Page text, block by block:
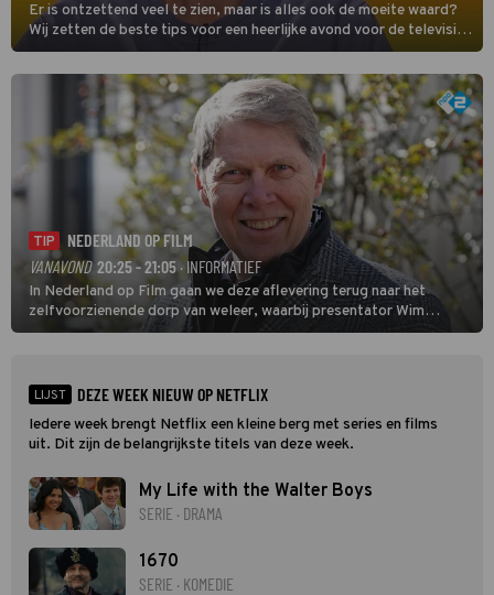
Er is ontzettend veel te zien, maar is alles ook de moeite waard?
Wij zetten de beste tips voor een heerlijke avond voor de televisie
op een rij. Dit zijn de kijktips voor vrijdag 7 augustus 2026. Toch
nog verder kijken, check dan onze primetime gids voor het totale
overzicht van wat er vanavond op tv is.
TIP
NEDERLAND OP FILM
VANAVOND 20:25 - 21:05· INFORMATIEF
In Nederland op Film gaan we deze aflevering terug naar het
zelfvoorzienende dorp van weleer, waarbij presentator Wim
Daniëls de kijkers meeneemt op reis door de tijd aan de hand van
LIJST DEZE WEEK NIEUW OP NETFLIX
Iedere week brengt Netflix een kleine berg met series en films
uit. Dit zijn de belangrijkste titels van deze week.
My Life with the Walter Boys
SERIE · DRAMA
1670
SERIE · KOMEDIE